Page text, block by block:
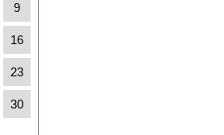
9
16
23
30